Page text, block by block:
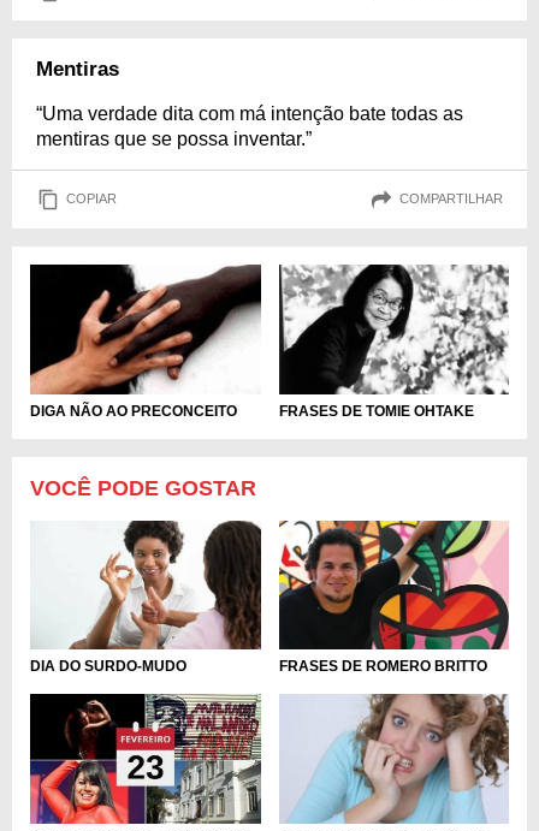
Mentiras
“Uma verdade dita com má intenção bate todas as
mentiras que se possa inventar.”
COPIAR COMPARTILHAR
DIGA NÃO AO PRECONCEITO FRASES DE TOMIE OHTAKE
VOCÊ PODE GOSTAR
DIA DO SURDO-MUDO FRASES DE ROMERO BRITTO